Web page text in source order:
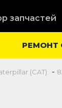
запчастей
РЕМОНТ
(CAT) -